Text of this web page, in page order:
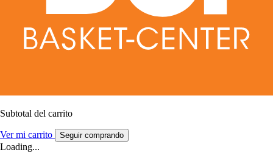
Subtotal del carrito
Ver mi carrito Seguir comprando
Loading...